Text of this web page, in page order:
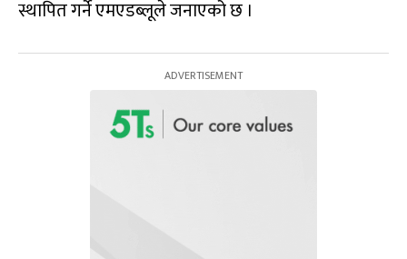
स्थापित गर्ने एमएडब्लूले जनाएको छ ।